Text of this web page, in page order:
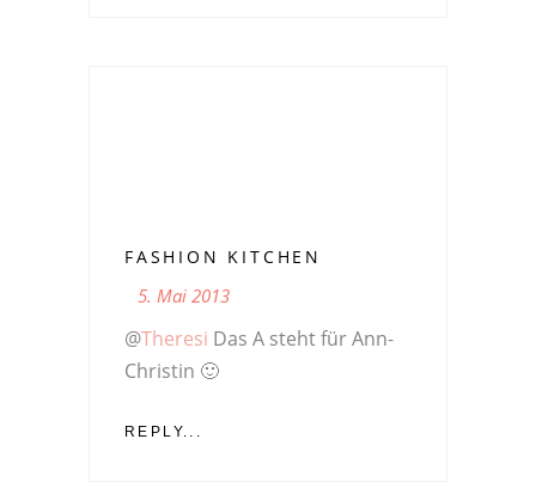
FASHION KITCHEN
5. Mai 2013
@Theresi Das A steht für Ann-
Christin 🙂
REPLY...